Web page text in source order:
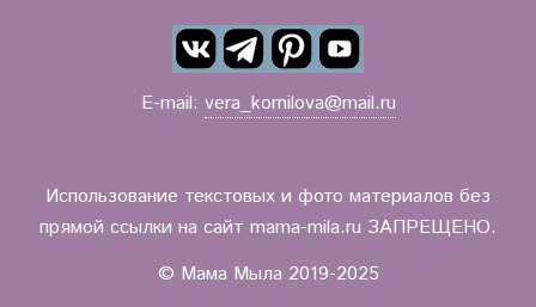
E-mail: vera_kornilova@mail.ru
Использование текстовых и фото материалов без
прямой ссылки на сайт mama-mila.ru ЗАПРЕЩЕНО.
© Мама Мыла 2019-2025